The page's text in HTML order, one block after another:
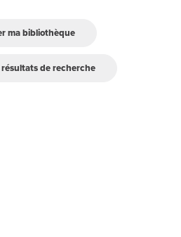
ma bibliothèque
de recherche